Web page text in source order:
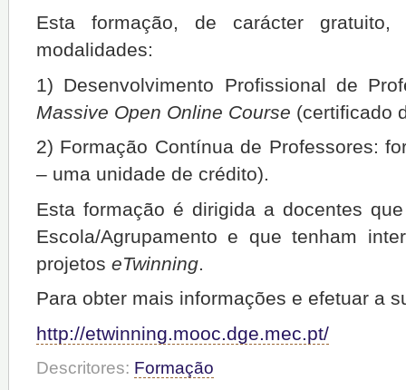
Esta formação, de carácter
modalidades:
1) Desenvolvimento Profissional de
Massive Open Online Course (certificado
2) Formação Contínua de Professores:
– uma unidade de crédito).
Esta formação é dirigida a docentes
Escola/Agrupamento e que tenham
projetos eTwinning.
Para obter mais informações e efetuar a
http://etwinning.mooc.dge.mec.pt/
Descritores: Formação